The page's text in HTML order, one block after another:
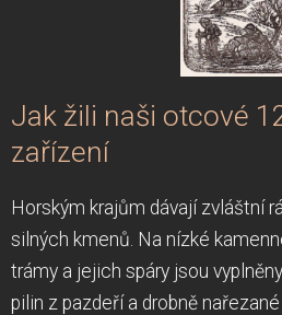
Jak žili naši otcové
zařízení
Horským krajům dávají zvláštní
silných kmenů. Na nízké
trámy a jejich spáry jsou
pilin z pazdeří a drobně